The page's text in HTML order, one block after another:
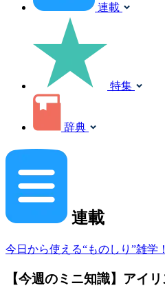
連載
特集
辞典
連載
今日から使える“ものしり”雑学！
【今週のミニ知識】アイ